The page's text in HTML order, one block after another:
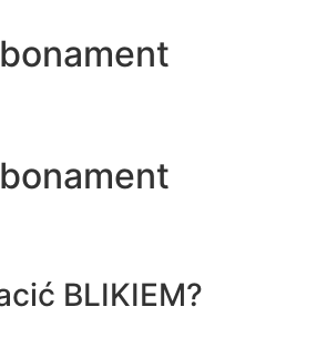
BLIKIEM?